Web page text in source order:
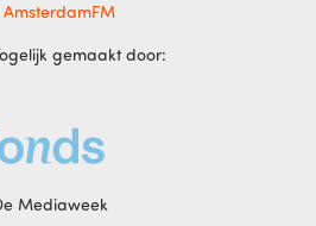
gemaakt door:
Mediaweek